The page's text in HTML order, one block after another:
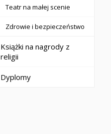
Teatr na małej scenie
Zdrowie i bezpieczeństwo
Książki na nagrody z
religii
Dyplomy